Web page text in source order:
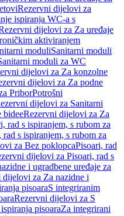
Rezervni dijelovi za
ispiranja WC-a s
dijelovi za Za uređaje
aktiviranjem
moduliSanitarni moduli
moduli za WC
dijelovi za Za konzolne
dijelovi za Za podne
PriborPotrošni
dijelovi za Sanitarni
bideeRezervni dijelovi za Za
rad s ispiranjem, s rubom za
s ispiranjem, s rubom za
za Bez poklopcaPisoari, rad
dijelovi za Pisoari, rad s
i ugradbene uređaje za
dijelovi za Za nazidne i
pisoaraS integriranim
Rezervni dijelovi za S
pisoaraZa integrirani